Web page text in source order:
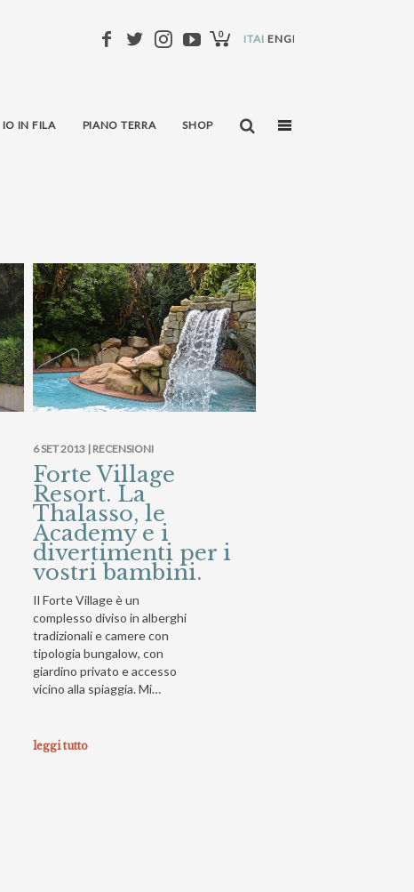
ITALIANO
ENGLISH
0
IO IN FILA PIANO TERRA SHOP
6 SET 2013 | RECENSIONI
Forte Village
Resort. La
Thalasso, le
Academy e i
divertimenti per i
vostri bambini.
Il Forte Village è un
complesso diviso in alberghi
tradizionali e camere con
tipologia bungalow, con
giardino privato e accesso
vicino alla spiaggia. Mi…
leggi tutto